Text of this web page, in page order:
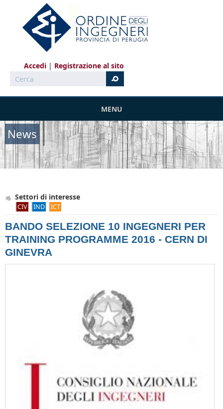
Salta al contenuto principale
Accedi
Registrazione al sito
Cerca
MENU
News
Settori di interesse
CIV IND ICT
BANDO SELEZIONE 10 INGEGNERI PER
TRAINING PROGRAMME 2016 - CERN DI
GINEVRA